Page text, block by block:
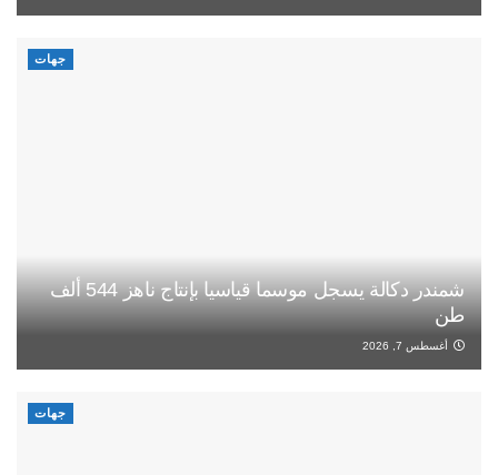
جهات
شمندر دكالة يسجل موسما قياسيا بإنتاج ناهز 544 ألف
طن
أغسطس 7, 2026
جهات